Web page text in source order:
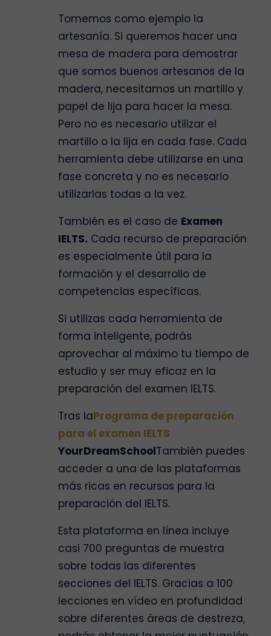
Tomemos como ejemplo la
artesanía. Si queremos hacer una
mesa de madera para demostrar
que somos buenos artesanos de la
madera, necesitamos un martillo y
papel de lija para hacer la mesa.
Pero no es necesario utilizar el
martillo o la lija en cada fase. Cada
herramienta debe utilizarse en una
fase concreta y no es necesario
utilizarlas todas a la vez.
También es el caso de Examen
IELTS. Cada recurso de preparación
es especialmente útil para la
formación y el desarrollo de
competencias específicas.
Si utilizas cada herramienta de
forma inteligente, podrás
aprovechar al máximo tu tiempo de
estudio y ser muy eficaz en la
preparación del examen IELTS.
Tras laPrograma de preparación
para el examen IELTS
YourDreamSchoolTambién puedes
acceder a una de las plataformas
más ricas en recursos para la
preparación del IELTS.
Esta plataforma en línea incluye
casi 700 preguntas de muestra
sobre todas las diferentes
secciones del IELTS. Gracias a 100
lecciones en vídeo en profundidad
sobre diferentes áreas de destreza,